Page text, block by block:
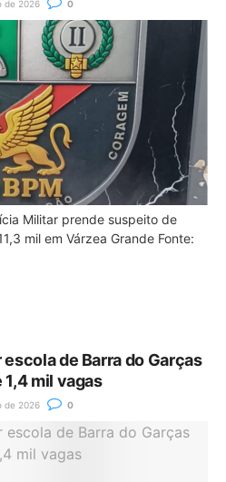
de 2026 0
Militar prende suspeito de
mil em Várzea Grande Fonte:
de Barra do Garças
mil vagas
de 2026 0